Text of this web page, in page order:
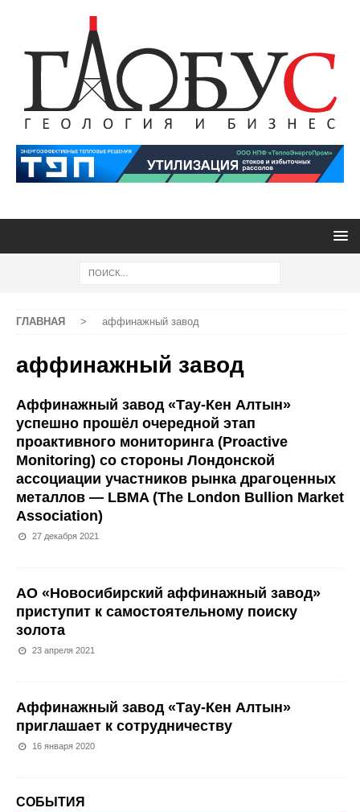
ГЛАВНАЯ > аффинажный завод
аффинажный завод
Аффинажный завод «Тау-Кен Алтын»
успешно прошёл очередной этап
проактивного мониторинга (Proactive
Monitoring) со стороны Лондонской
ассоциации участников рынка драгоценных
металлов — LBMA (The London Bullion Market
Association)
27 декабря 2021
АО «Новосибирский аффинажный завод»
приступит к самостоятельному поиску
золота
23 апреля 2021
Аффинажный завод «Тау-Кен Алтын»
приглашает к сотрудничеству
16 января 2020
СОБЫТИЯ